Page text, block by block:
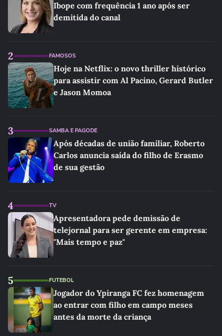
Ibope com frequência 1 ano após ser
demitida do canal
2 FAMOSOS
Hoje na Netflix: o novo thriller histórico
para assistir com Al Pacino, Gerard Butler
e Jason Momoa
3 SAMBA E PAGODE
Após décadas de união familiar, Roberto
Carlos anuncia saída do filho de Erasmo
de sua gestão
4 TV
Apresentadora pede demissão de
telejornal para ser gerente em empresa:
"Mais tempo e paz"
5 FUTEBOL
Jogador do Ypiranga FC fez homenagem
ao entrar com filho em campo meses
antes da morte da criança